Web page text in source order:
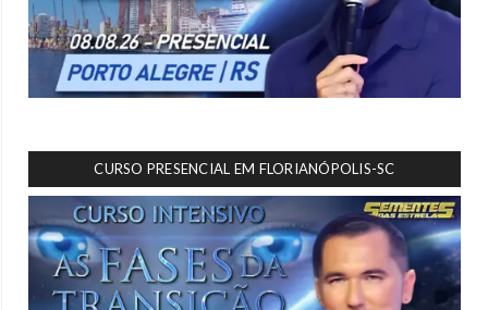
CURSO PRESENCIAL EM FLORIANÓPOLIS-SC